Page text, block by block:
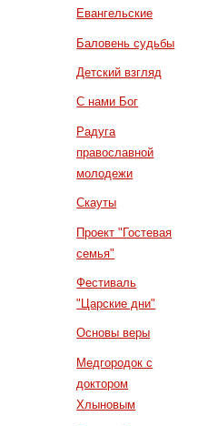
Евангельские
Баловень судьбы
Детский взгляд
С нами Бог
Радуга
православной
молодежи
Скауты
Проект "Гостевая
семья"
Фестиваль
"Царские дни"
Основы веры
Медгородок с
доктором
Хлыновым